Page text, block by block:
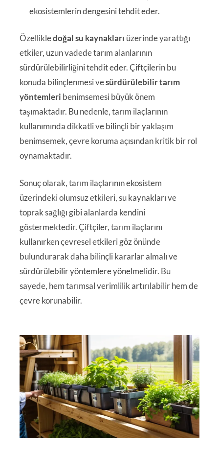
ekosistemlerin dengesini tehdit eder.
Özellikledoğal su kaynakları üzerinde yarattığı
etkiler, uzun vadede tarım alanlarının
sürdürülebilirliğini tehdit eder. Çiftçilerin bu
konuda bilinçlenmesi vesürdürülebilir tarım
yöntemleri benimsemesi büyük önem
taşımaktadır. Bu nedenle, tarım ilaçlarının
kullanımında dikkatli ve bilinçli bir yaklaşım
benimsemek, çevre koruma açısından kritik bir rol
oynamaktadır.
Sonuç olarak, tarım ilaçlarının ekosistem
üzerindeki olumsuz etkileri, su kaynakları ve
toprak sağlığı gibi alanlarda kendini
göstermektedir. Çiftçiler, tarım ilaçlarını
kullanırken çevresel etkileri göz önünde
bulundurarak daha bilinçli kararlar almalı ve
sürdürülebilir yöntemlere yönelmelidir. Bu
sayede, hem tarımsal verimlilik artırılabilir hem de
çevre korunabilir.